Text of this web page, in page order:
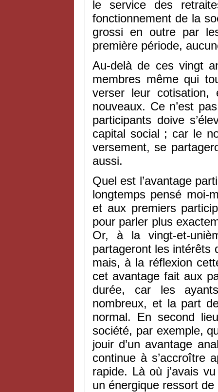
le service des
fonctionnement de la
grossi en outre par
première période,
Au-delà de ces vingt
membres même qui
verser leur
nouveaux. Ce n’est
participants doive
capital social ; car le
versement, se
aussi.
Quel est l’avantage
longtemps pensé moi-
et aux premiers
pour parler plus
Or, à la vingt-et-
partageront les intérêts
mais, à la réflexion
cet avantage fait aux
durée, car les
nombreux, et la part
normal. En second
société, par exemple,
jouir d’un avantage
continue à s’accroître
rapide. Là où j’avais
un énergique ressort de